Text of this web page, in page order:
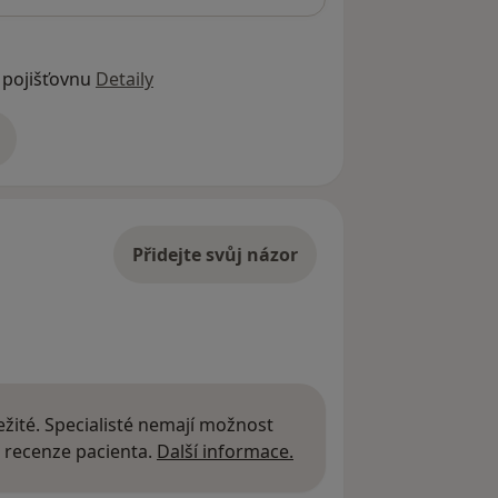
Detaily
Přidejte svůj názor
Specialisté nemají možnost
pacienta. Další informace.